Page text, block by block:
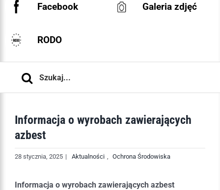
Facebook Galeria zdjęć
RODO
Informacja o wyrobach zawierających
azbest
28 stycznia, 2025 | Aktualności Ochrona Środowiska
Informacja o wyrobach zawierających azbest